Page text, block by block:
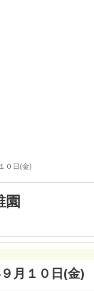
０日(金)
園
月１０日(金)